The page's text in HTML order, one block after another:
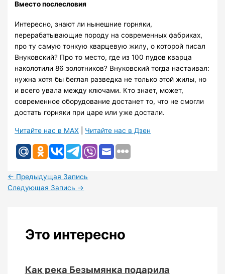
Вместо послесловия
Интересно, знают ли нынешние горняки,
перерабатывающие породу на современных фабриках,
про ту самую тонкую кварцевую жилу, о которой писал
Внуковский? Про то место, где из 100 пудов кварца
наколотили 86 золотников? Внуковский тогда настаивал:
нужна хотя бы беглая разведка не только этой жилы, но
и всего увала между ключами. Кто знает, может,
современное оборудование достанет то, что не смогли
достать горняки при царе или уже достали.
Читайте нас в MAX Читайте нас в Дзен
← Предыдущая Запись
Следующая Запись →
Это интересно
Как река Безымянка подарила